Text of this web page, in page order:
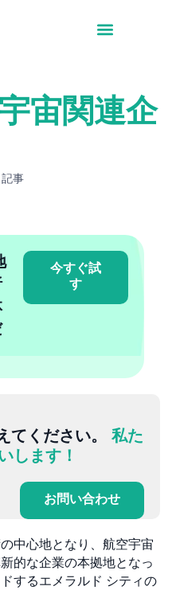
宙関連企
記事
今すぐ試
す
てください。 私た
します！
お問い合わせ
中心地となり、航空宇宙
的な企業の本拠地となっ
するエメラルド シティの